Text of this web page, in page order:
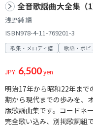
全音歌謡曲大全集（1
浅野純 編
ISBN978-4-11-769201-3
歌集・メロディ譜 歌謡・ポピ
JPY: 6,500yen
明治17年から昭和22年ま
期から現代までの歩みを、
版歌謡曲集です。コードネ
完全歌い込み、別掲歌詞組で